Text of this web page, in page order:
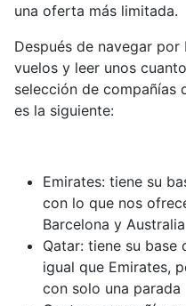
una oferta más limitada.
Después de navegar
vuelos y leer unos
selección de compañías
es la siguiente:
Emirates: tiene su
con lo que nos
Barcelona y Australia
Qatar: tiene su base
igual que Emirates,
con solo una parada